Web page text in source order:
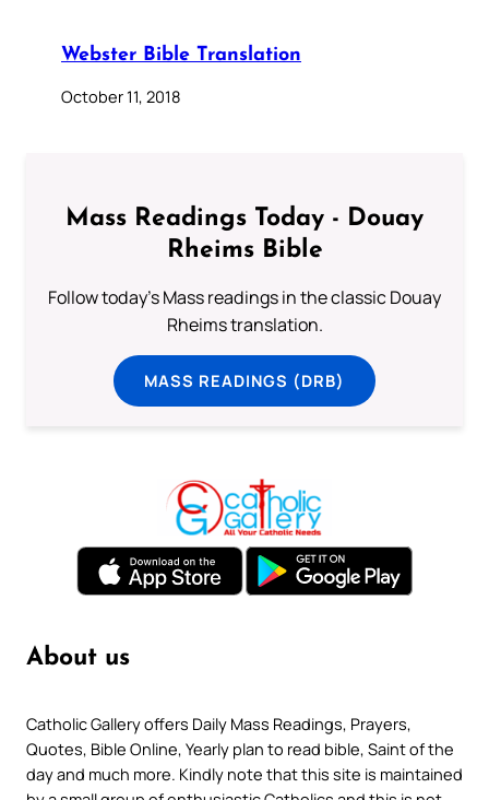
Webster Bible Translation
October 11, 2018
Mass Readings Today - Douay
Rheims Bible
Follow today's Mass readings in the classic Douay
Rheims translation.
MASS READINGS (DRB)
About us
Catholic Gallery offers Daily Mass Readings, Prayers,
Quotes, Bible Online, Yearly plan to read bible, Saint of the
day and much more. Kindly note that this site is maintained